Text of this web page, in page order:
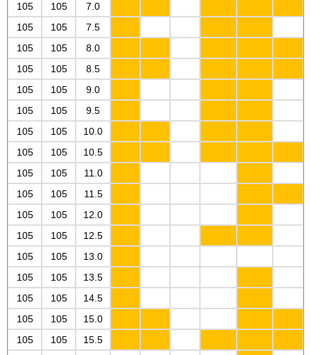
105
105
7.0
105
105
7.5
105
105
8.0
105
105
8.5
105
105
9.0
105
105
9.5
105
105
10.0
105
105
10.5
105
105
11.0
105
105
11.5
105
105
12.0
105
105
12.5
105
105
13.0
105
105
13.5
105
105
14.5
105
105
15.0
105
105
15.5